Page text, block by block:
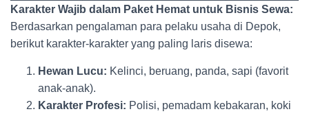
Karakter Wajib dalam Paket Hemat untuk Bisnis Sewa:
Berdasarkan pengalaman para pelaku usaha di Depok,
berikut karakter-karakter yang paling laris disewa:
Hewan Lucu: Kelinci, beruang, panda, sapi (favorit
anak-anak).
Karakter Profesi: Polisi, pemadam kebakaran, koki